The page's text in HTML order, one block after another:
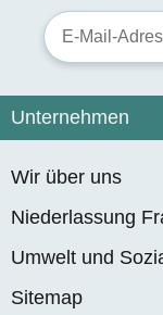
Unternehmen
Wir über uns
Niederlassung
Umwelt und
Sitemap